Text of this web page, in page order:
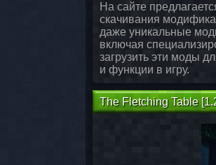
На сайте
скачивания
даже уникальные
включая
загрузить эти моды
и функции в игру.
The Fletching Table